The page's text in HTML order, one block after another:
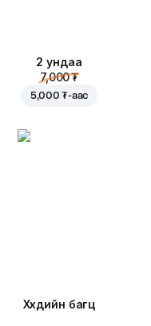
2 ундаа
7,000 ₮
5,000 ₮-аас
Хүүхдийн багц